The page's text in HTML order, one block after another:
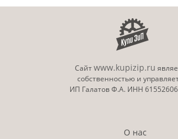
Сайтwww.kupizip.ru
собственностью и
ИП Галатов Ф.А. ИНН
О нас